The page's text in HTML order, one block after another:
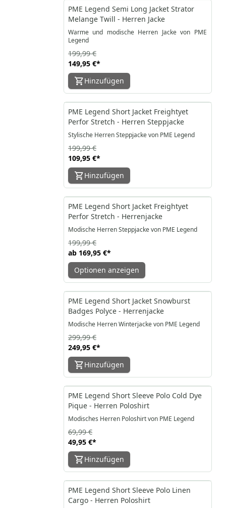
-25%
PME Legend Semi Long Jacket Strator
Melange Twill - Herren Jacke
Warme und modische Herren Jacke von PME
Legend
149,95 €*
199,99 €
Hinzufügen
-45%
PME Legend Short Jacket Freightyet
Perfor Stretch - Herren Steppjacke
Stylische Herren Steppjacke von PME Legend
109,95 €*
199,99 €
Hinzufügen
-15%
PME Legend Short Jacket Freightyet
Perfor Stretch - Herrenjacke
Modische Herren Steppjacke von PME Legend
ab 169,95 €*
199,99 €
Optionen anzeigen
-17%
PME Legend Short Jacket Snowburst
Badges Polyce - Herrenjacke
Modische Herren Winterjacke von PME Legend
249,95 €*
299,99 €
Hinzufügen
-29%
PME Legend Short Sleeve Polo Cold Dye
Pique - Herren Poloshirt
Modisches Herren Poloshirt von PME Legend
49,95 €*
69,99 €
Hinzufügen
-39%
PME Legend Short Sleeve Polo Linen
Cargo - Herren Poloshirt